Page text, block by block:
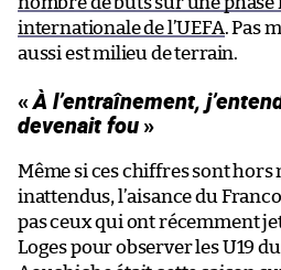
internationale de l’UEFA. Pas
aussi est milieu de terrain.
«À l’entraînement,
devenait fou»
Même si ces chiffres sont
inattendus, l’aisance du
pas ceux qui ont récemment
Loges pour observer les U19 du